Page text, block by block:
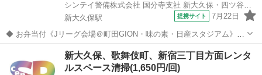
シンテイ警備株式会社 国分寺支社 新大久保・四ツ谷・大久保(東京)(33)エリア/A3203200124
新大久保駅
提携サイト 7月22日
◆ お弁当付《Jリーグ会場＠町田GION・味の素・日産スタジアム》で
働こう ◆ サッカーリーグの試合会場で警備をお任せ◎ 頑張る選手や
熱いサッカーファンたちと一緒に 熱気を感じながら 感動の瞬間を見届
けられるチャンスかも！...
新宿区 新大久保駅 警備員
新大久保、歌舞伎町、新宿三丁目方面レンタ
ルスペース清掃(1,650円/回)